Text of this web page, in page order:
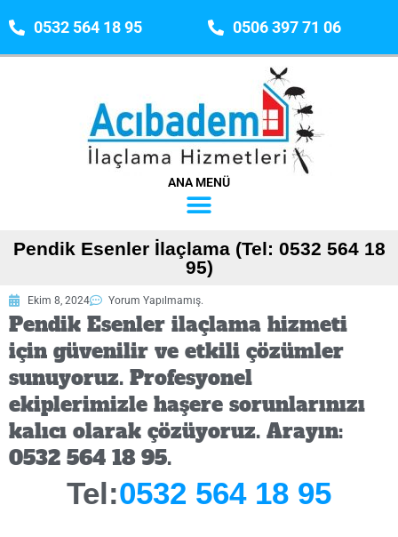
0532 564 18 95 0506 397 71 06
ANA MENÜ
Pendik Esenler İlaçlama (Tel: 0532 564 18
95)
Ekim 8, 2024 Yorum Yapılmamış.
Pendik Esenler ilaçlama hizmeti
için güvenilir ve etkili çözümler
sunuyoruz. Profesyonel
ekiplerimizle haşere sorunlarınızı
kalıcı olarak çözüyoruz. Arayın:
0532 564 18 95.
Tel:0532 564 18 95